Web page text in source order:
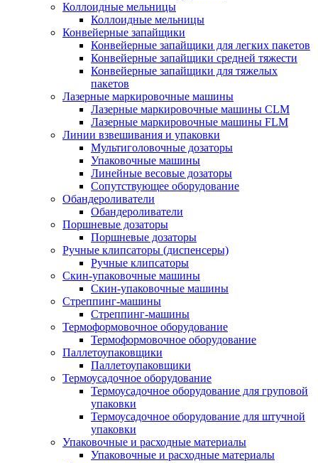
Коллоидные мельницы
Коллоидные мельницы
Конвейерные запайщики
Конвейерные запайщики для легких пакетов
Конвейерные запайщики средней тяжести
Конвейерные запайщики для тяжелых
пакетов
Лазерные маркировочные машины
Лазерные маркировочные машины CLM
Лазерные маркировочные машины FLM
Линии взвешивания и упаковки
Мультиголовочные дозаторы
Упаковочные машины
Линейные весовые дозаторы
Сопутствующее оборудование
Обандероливатели
Обандероливатели
Поршневые дозаторы
Поршневые дозаторы
Ручные клипсаторы (диспенсеры)
Ручные клипсаторы
Скин-упаковочные машины
Скин-упаковочные машины
Стреппинг-машины
Стреппинг-машины
Термоформовочное оборудование
Термоформовочное оборудование
Паллетоупаковщики
Паллетоупаковщики
Термоусадочное оборудование
Термоусадочное оборудование для груповой
упаковки
Термоусадочное оборудование для штучной
упаковки
Упаковочные и расходные материалы
Упаковочные и расходные материалы